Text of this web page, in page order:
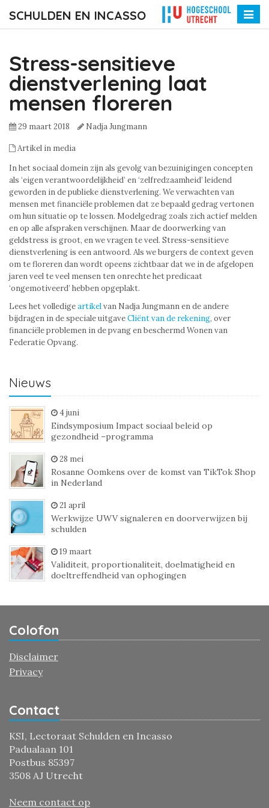
SCHULDEN EN INCASSO
Toggle
Stress-sensitieve
dienstverlening laat
mensen floreren
29 maart 2018 Nadja Jungmann
Artikel in media
In het sociaal domein zijn als gevolg van bezuinigingen concepten
als ‘eigen verantwoordelijkheid’ en ‘zelfredzaamheid’ leidend
geworden in de publieke dienstverlening. We verwachten van
mensen met financiële problemen dat ze bepaald gedrag vertonen
om hun situatie op te lossen. Modelgedrag zoals zich actief melden
en op alle afspraken verschijnen. Maar de doorwerking van
geldstress is groot, en we vragen te veel. Stress-sensitieve
dienstverlening is een antwoord. Als we burgers de context geven
om te floreren dan wordt opeens zichtbaar dat we in de afgelopen
jaren veel te veel mensen ten onrechte het predicaat
‘ongemotiveerd’ hebben opgeplakt.
Lees het volledigeartikelvan Nadja Jungmann en de andere
bijdragen in de speciale uitgaveCliënt van de rekening, over
financiële problemen in de pvang en beschermd Wonen van
Federatie Opvang.
Nieuws
4 juni
Eindsymposium Impact sociaal beleid op
gezondheid –programma
28 mei
Rosanne Oomkens over de komst van TikTok Shop
in Nederland
21 april
Werkwijze UWV signaleren en doorverwijzen bij
schulden
19 maart
Validiteit, proportionaliteit, doelmatigheid en
doeltreffendheid van ophogingen
Colofon
Disclaimer
Privacy
Contact
KSI, Lectoraat Schulden en Incasso
Padualaan 101
Postbus 85397
3508 AJ Utrecht
Neem contact op